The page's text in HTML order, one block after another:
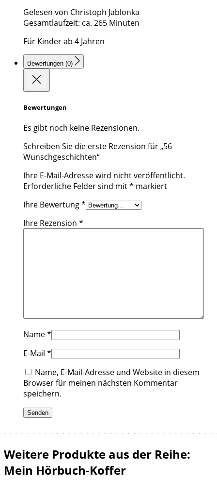
Gelesen von Christoph Jablonka
Gesamtlaufzeit: ca. 265 Minuten
Für Kinder ab 4 Jahren
Bewertungen (0)
Bewertungen
Es gibt noch keine Rezensionen.
Schreiben Sie die erste Rezension für „56
Wunschgeschichten“
Ihre E-Mail-Adresse wird nicht veröffentlicht.
Erforderliche Felder sind mit* markiert
Ihre Bewertung*
Ihre Rezension *
Name*
E-Mail *
Name, E-Mail-Adresse und Website in diesem
Browser für meinen nächsten Kommentar
speichern.
Weitere Produkte aus der Reihe:
Mein Hörbuch-Koffer